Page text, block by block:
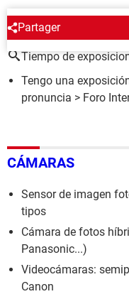
Partager
ALREDEDOR DEL
Tiempo de
Tengo una
pronuncia > Foro
CÁMARAS
Sensor de imagen
tipos
Cámara de fotos
Panasonic...)
Videocámaras:
Canon